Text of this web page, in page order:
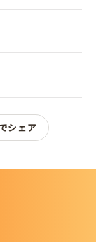
シェア